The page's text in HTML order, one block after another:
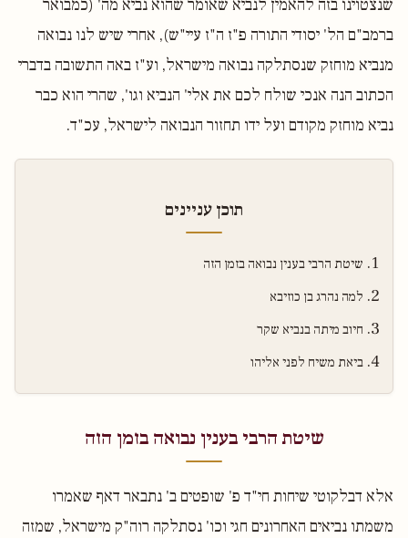
שנצטוינו בזה להאמין לנביא שאומר שהוא נביא מה' (כמבואר
ברמב"ם הל' יסודי התורה פ"ז ה"ז עיי"ש), אחרי שיש לנו נבואה
מנביא מוחזק שנסתלקה נבואה מישראל, וע"ז באה התשובה בדברי
הכתוב הנה אנכי שולח לכם את אלי' הנביא וגו', שהרי הוא כבר
נביא מוחזק מקודם ועל ידו תחזור הנבואה לישראל, עכ"ד.
תוכן עניינים
שיטת הרבי בענין נבואה בזמן הזה
למה נהרג בן כוזיבא
חיוב מיתה בנביא שקר
ביאת משיח לפני אליהו
שיטת הרבי בענין נבואה בזמן הזה
אלא דבלקוטי שיחות חי"ד פ' שופטים ב' נתבאר דאף שאמרו
משמתו נביאים האחרונים חגי וכו' נסתלקה רוה"ק מישראל, שמזה